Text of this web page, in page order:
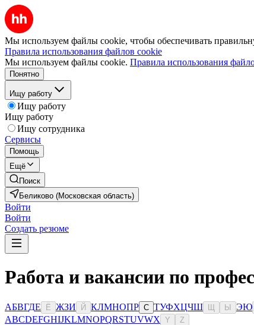
Мы используем файлы cookie, чтобы обеспечивать
Правила использования файлов cookie
Мы используем файлы cookie. Правила использования
Понятно
Ищу работу
Ищу работу
Ищу работу
Ищу сотрудника
Сервисы
Помощь
Ещё
Поиск
Беликово (Московская область)
Войти
Войти
Создать резюме
Работа и вакансии по
АБВГДЕ Ё ЖЗИ Й КЛМНОПР С ТУФХЦЧШ Ы ЭЮ
ABCDEFGHIJKLMNOPQRSTUVWX Y Z